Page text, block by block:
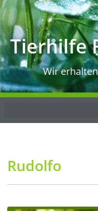
Tierhilfe
Wir
Rudolfo